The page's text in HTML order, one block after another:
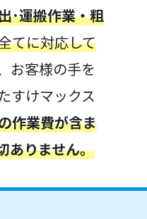
･運搬作業・粗
てに対応して
お客様の手を
すけマックス
作業費が含ま
ありません。